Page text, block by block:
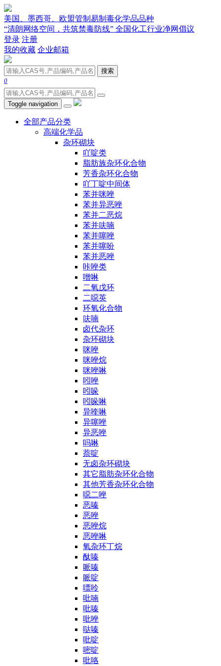
美国、墨西哥、欧盟管制易制毒化学品品种
“清朗网络空间，共筑禁毒防线” 全国化工行业净网倡议
登录 注册
我的收藏 企业邮箱
搜索
0
Toggle navigation
全部产品分类
高端化学品
杂环砌块
吖啶类
脂肪族杂环化合物
芳香杂环化合物
吖丁啶中间体
苯并咪唑
苯并异恶唑
苯并二恶烷
苯并呋喃
苯并噻唑
苯并噻吩
苯并恶唑
咔唑类
噌啉
二氧戊环
二噁英
环氧化合物
呋喃
卤代杂环
杂环砌块
咪唑
咪唑烷
咪唑啉
吲唑
吲哚
吲哚啉
异喹啉
异噻唑
异恶唑
吗啉
萘啶
无卤杂环砌块
其它脂肪杂环化合物
其他芳香杂环化合物
噁二唑
恶嗪
恶唑
恶唑烷
恶唑啉
氧杂环丁烷
酞嗪
哌嗪
哌啶
嘌呤
吡喃
吡嗪
吡唑
哒嗪
吡啶
嘧啶
吡咯